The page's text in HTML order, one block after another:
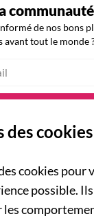
de nos bons
avant tout le monde
des cookies
cookies pour
possible.
les